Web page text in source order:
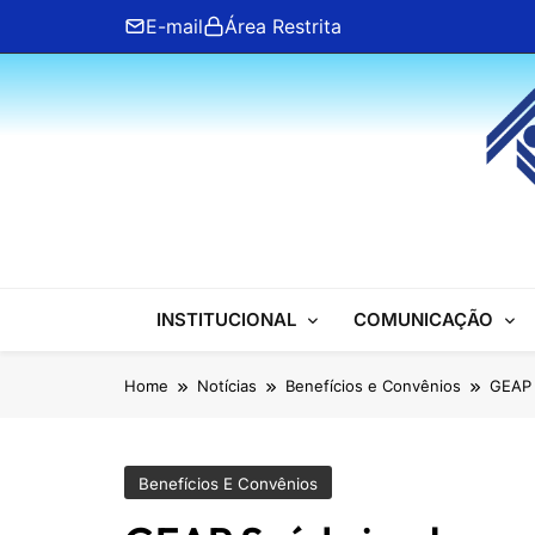
content
E-mail Área Restrita
ANFIP Nacional
INSTITUCIONAL COMUNICAÇÃO
Home Notícias Benefícios e Convênios
Benefícios E Convênios